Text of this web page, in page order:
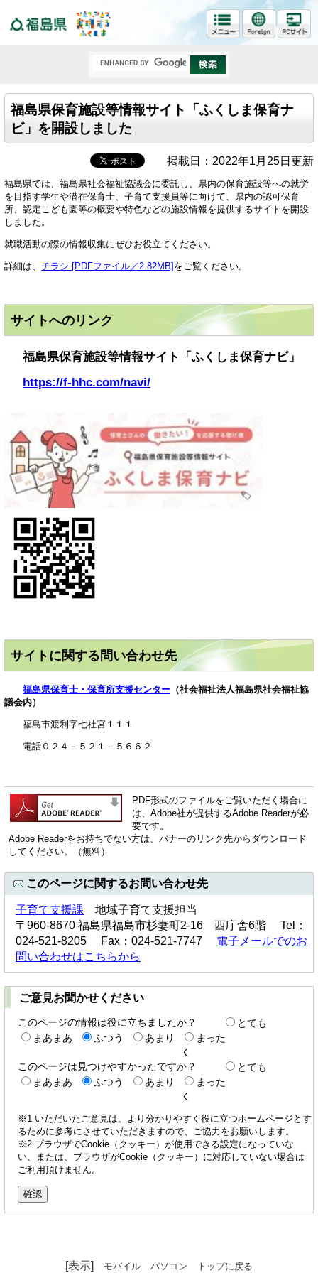
福島県保育施設等情報サイト「ふくしま保育ナ
ビ」を開設しました
掲載日：2022年1月25日更新
福島県では、福島県社会福祉協議会に委託し、県内の保育施設等への就労
を目指す学生や潜在保育士、子育て支援員等に向けて、県内の認可保育
所、認定こども園等の概要や特色などの施設情報を提供するサイトを開設
しました。
就職活動の際の情報収集にぜひお役立てください。
詳細は、 チラシ [PDFファイル／2.82MB] をご覧ください。
サイトへのリンク
福島県保育施設等情報サイト「ふくしま保育ナビ」
https://f-hhc.com/navi/
サイトに関する問い合わせ先
福島県保育士・保育所支援センター （社会福祉法人福島県社会福祉協
議会内）
福島市渡利字七社宮１１１
電話０２４－５２１－５６６２
PDF形式のファイルをご覧いただく場合に
は、Adobe社が提供するAdobe Readerが必
要です。
Adobe Readerをお持ちでない方は、バナーのリンク先からダウンロード
してください。（無料）
このページに関するお問い合わせ先
子育て支援課 地域子育て支援担当
〒960-8670 福島県福島市杉妻町2-16 西庁舎6階 Tel：
024-521-8205 Fax：024-521-7747 電子メールでのお
問い合わせはこちらから
ご意見お聞かせください
このページの情報は役に立ちましたか？
とても
まあまあ
ふつう あまり
まった
く
このページは見つけやすかったですか？
とても
まあまあ
ふつう あまり
まった
く
※1 いただいたご意見は、より分かりやすく役に立つホームページとす
るために参考にさせていただきますので、ご協力をお願いします。
※2 ブラウザでCookie（クッキー）が使用できる設定になっていな
い、または、ブラウザがCookie（クッキー）に対応していない場合は
ご利用頂けません。
[表示] モバイル パソコン トップに戻る